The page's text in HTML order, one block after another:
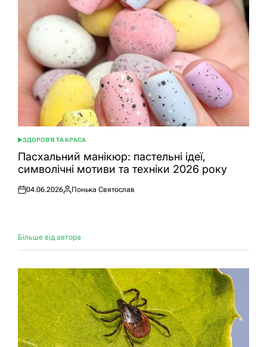
ОПУБЛІКУВАТИ
У
ЗДОРОВ'Я ТА КРАСА
Пасхальний манікюр: пастельні ідеї,
символічні мотиви та техніки 2026 року
Оприлюднено
04.06.2026
Опубліковано
Понька Святослав
Більше від автора